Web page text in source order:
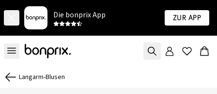
Die bonprix App Zur App
Langarm-Blusen